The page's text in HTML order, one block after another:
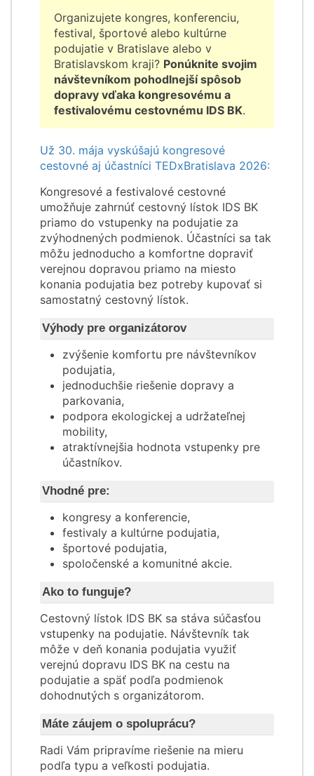
Organizujete kongres, konferenciu,
festival, športové alebo kultúrne
podujatie v Bratislave alebo v
Bratislavskom kraji? Ponúknite svojim
návštevníkom pohodlnejší spôsob
dopravy vďaka kongresovému a
festivalovému cestovnému IDS BK.
Už 30. mája vyskúšajú kongresové
cestovné aj účastníci TEDxBratislava 2026:
Kongresové a festivalové cestovné
umožňuje zahrnúť cestovný lístok IDS BK
priamo do vstupenky na podujatie za
zvýhodnených podmienok. Účastníci sa tak
môžu jednoducho a komfortne dopraviť
verejnou dopravou priamo na miesto
konania podujatia bez potreby kupovať si
samostatný cestovný lístok.
Výhody pre organizátorov
zvýšenie komfortu pre návštevníkov
podujatia,
jednoduchšie riešenie dopravy a
parkovania,
podpora ekologickej a udržateľnej
mobility,
atraktívnejšia hodnota vstupenky pre
účastníkov.
Vhodné pre:
kongresy a konferencie,
festivaly a kultúrne podujatia,
športové podujatia,
spoločenské a komunitné akcie.
Ako to funguje?
Cestovný lístok IDS BK sa stáva súčasťou
vstupenky na podujatie. Návštevník tak
môže v deň konania podujatia využiť
verejnú dopravu IDS BK na cestu na
podujatie a späť podľa podmienok
dohodnutých s organizátorom.
Máte záujem o spoluprácu?
Radi Vám pripravíme riešenie na mieru
podľa typu a veľkosti podujatia.